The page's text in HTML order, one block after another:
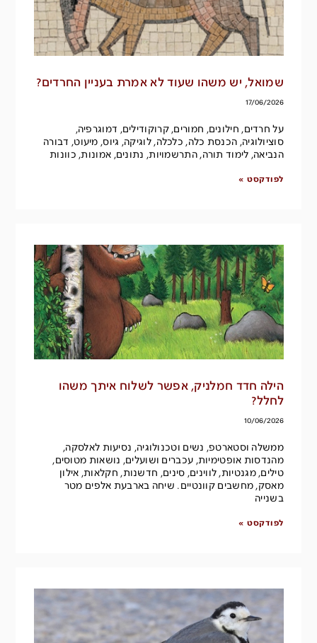
שמואל, יש משהו שעוד לא אמרת בעניין החרדים?
17/06/2026
על חרדים, חילונים, חמורים, קרוקודילים, דמוגרפיה,
סוציולוגיה, הכנסת כלה, כלכלה, לוגיקה, גיוס, מיעוט, דבורה
הנביאה, לימוד תורה, התרשמויות, נתונים, אמונות, כוונות
לפודקסט »
הילה חדד חמלניק, אפשר לשלוח איתך משהו
לחלל?
10/06/2026
ממשלה וסטארטפ, נשים וטכנולוגיה, נסיעות לאלסקה,
מהנדסות אופטימיות, עכברים ושועלים, נושאות מטוסים,
טילים, מגנטיות, לווינים, סינים, חדשנות, חקלאות, אילון
מאסק, מחשבים קוונטיים. שיחה בארבעת אלפים מטר
בשנייה
לפודקסט »